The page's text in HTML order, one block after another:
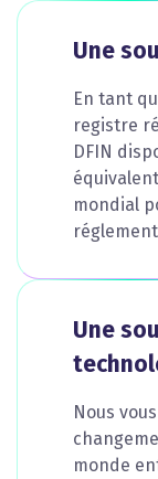
Une
En tant
registre
DFIN
mondial
Une
Nous
monde